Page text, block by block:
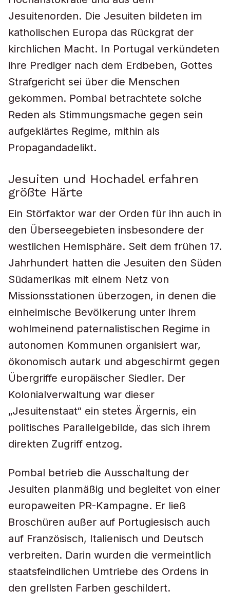
Jesuitenorden. Die Jesuiten bildeten im
katholischen Europa das Rückgrat der
kirchlichen Macht. In Portugal verkündeten
ihre Prediger nach dem Erdbeben, Gottes
Strafgericht sei über die Menschen
gekommen. Pombal betrachtete solche
Reden als Stimmungsmache gegen sein
aufgeklärtes Regime, mithin als
Propagandadelikt.
Jesuiten und Hochadel erfahren
größte Härte
Ein Störfaktor war der Orden für ihn auch in
den Überseegebieten insbesondere der
westlichen Hemisphäre. Seit dem frühen 17.
Jahrhundert hatten die Jesuiten den Süden
Südamerikas mit einem Netz von
Missionsstationen überzogen, in denen die
einheimische Bevölkerung unter ihrem
wohlmeinend paternalistischen Regime in
autonomen Kommunen organisiert war,
ökonomisch autark und abgeschirmt gegen
Übergriffe europäischer Siedler. Der
Kolonialverwaltung war dieser
„Jesuitenstaat“ ein stetes Ärgernis, ein
politisches Parallelgebilde, das sich ihrem
direkten Zugriff entzog.
Pombal betrieb die Ausschaltung der
Jesuiten planmäßig und begleitet von einer
europaweiten PR-Kampagne. Er ließ
Broschüren außer auf Portugiesisch auch
auf Französisch, Italienisch und Deutsch
verbreiten. Darin wurden die vermeintlich
staatsfeindlichen Umtriebe des Ordens in
den grellsten Farben geschildert.